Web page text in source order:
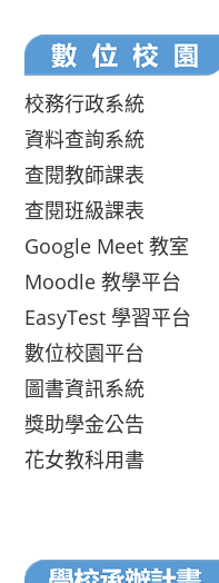
校務行政系統
資料查詢系統
查閱教師課表
查閱班級課表
Google Meet 教室
Moodle 教學平台
EasyTest 學習平台
數位校園平台
圖書資訊系統
獎助學金公告
花女教科用書